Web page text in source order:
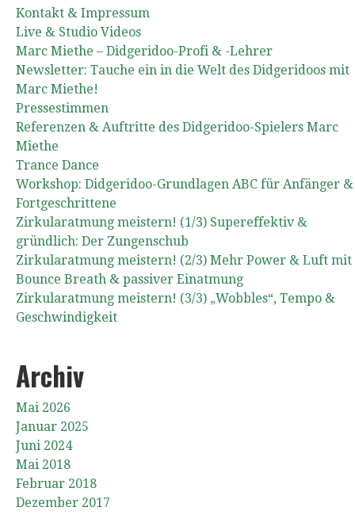
Kontakt & Impressum
Live & Studio Videos
Marc Miethe – Didgeridoo-Profi & -Lehrer
Newsletter: Tauche ein in die Welt des Didgeridoos mit
Marc Miethe!
Pressestimmen
Referenzen & Auftritte des Didgeridoo-Spielers Marc
Miethe
Trance Dance
Workshop: Didgeridoo-Grundlagen ABC für Anfänger &
Fortgeschrittene
Zirkularatmung meistern! (1/3) Supereffektiv &
gründlich: Der Zungenschub
Zirkularatmung meistern! (2/3) Mehr Power & Luft mit
Bounce Breath & passiver Einatmung
Zirkularatmung meistern! (3/3) „Wobbles“, Tempo &
Geschwindigkeit
Archiv
Mai 2026
Januar 2025
Juni 2024
Mai 2018
Februar 2018
Dezember 2017